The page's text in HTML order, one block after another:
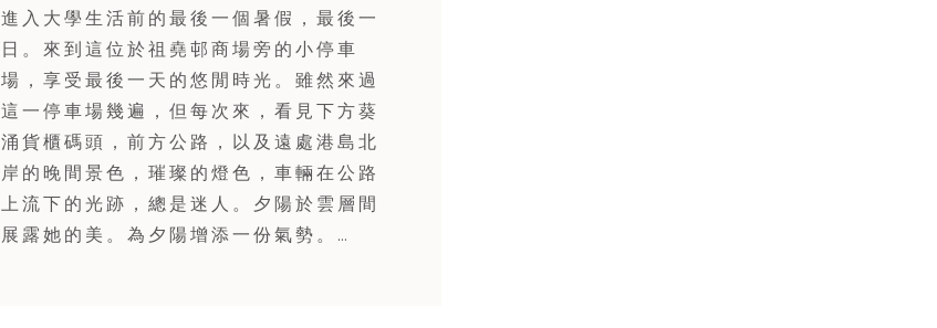
進入大學生活前的最後一個暑假，最後一
日。來到這位於祖堯邨商場旁的小停車
場，享受最後一天的悠閒時光。雖然來過
這一停車場幾遍，但每次來，看見下方葵
涌貨櫃碼頭，前方公路，以及遠處港島北
岸的晚間景色，璀璨的燈色，車輛在公路
上流下的光跡，總是迷人。夕陽於雲層間
展露她的美。為夕陽增添一份氣勢。…